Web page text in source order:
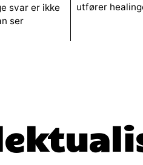
svar er ikke
ser
utfører